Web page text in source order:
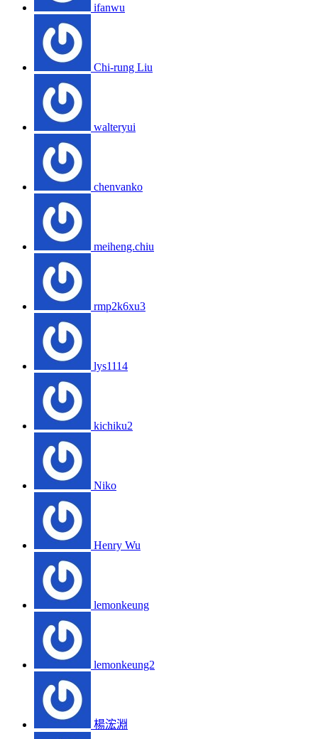
ifanwu
Chi-rung Liu
walteryui
chenvanko
meiheng.chiu
rmp2k6xu3
lys1114
kichiku2
Niko
Henry Wu
lemonkeung
lemonkeung2
楊浤淵